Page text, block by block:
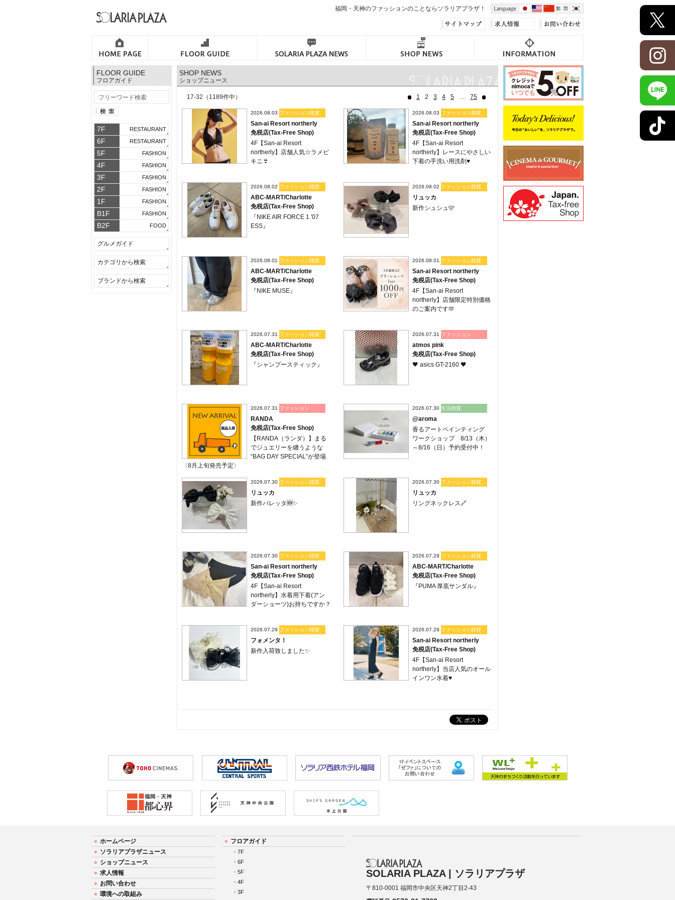
福岡・天神のファッションのことならソラリアプラザ！
FLOOR GUIDE
フロアガイド
7F RESTAURANT
6F RESTAURANT
5F FASHION
4F FASHION
3F FASHION
2F FASHION
1F FASHION
B1F FASHION
B2F FOOD
グルメガイド
カテゴリから検索
ブランドから検索
SHOP NEWS
ショップニュース
1 2 3 4 5 … 75
17-32（1189件中）
2026.08.03 ファッション雑貨
San-ai Resort northerly
免税店(Tax-Free Shop)
4F【San-ai Resort
northerly】店舗人気‪☆ラメビ
キニ👙
2026.08.03 ファッション雑貨
San-ai Resort northerly
免税店(Tax-Free Shop)
4F【San-ai Resort
northerly】レースにやさしい
下着の手洗い用洗剤♥
2026.08.02 ファッション雑貨
ABC-MART/Charlotte
免税店(Tax-Free Shop)
『NIKE AIR FORCE 1 '07
ESS』
2026.08.02 ファッション雑貨
リュッカ
新作シュシュ🩷
2026.08.01 ファッション雑貨
ABC-MART/Charlotte
免税店(Tax-Free Shop)
『NIKE MUSE』
2026.08.01 ファッション雑貨
San-ai Resort northerly
免税店(Tax-Free Shop)
4F【San-ai Resort
northerly】店舗限定特別価格
のご案内です🫶
2026.07.31 ファッション雑貨
ABC-MART/Charlotte
免税店(Tax-Free Shop)
『シャンプースティック』
2026.07.31 ファッション
atmos pink
免税店(Tax-Free Shop)
🖤 asics GT-2160 🖤
2026.07.31 ファッション
RANDA
免税店(Tax-Free Shop)
【RANDA（ランダ）】まる
でジュエリーを纏うような
“BAG DAY SPECIAL”が登場
〈8月上旬発売予定〉
2026.07.30 生活雑貨
@aroma
香るアートペインティング
ワークショップ 8/13（木）
～8/16（日）予約受付中！
2026.07.30 ファッション雑貨
リュッカ
新作バレッタ🆕✨
2026.07.30 ファッション雑貨
リュッカ
リングネックレス🔗
2026.07.30 ファッション雑貨
San-ai Resort northerly
免税店(Tax-Free Shop)
4F【San-ai Resort
northerly】水着用下着(アン
ダーショーツ)お持ちですか？
2026.07.29 ファッション雑貨
ABC-MART/Charlotte
免税店(Tax-Free Shop)
『PUMA 厚底サンダル』
2026.07.29 ファッション雑貨
フォメンタ！
新作入荷致しました✨
2026.07.29 ファッション雑貨
San-ai Resort northerly
免税店(Tax-Free Shop)
4F【San-ai Resort
northerly】当店人気のオール
インワン水着♥
ホームページ
ソラリアプラザニュース
ショップニュース
求人情報
お問い合わせ
環境への取組み
フロアガイド
・ 7F
・ 6F
・ 5F
・ 4F
・ 3F
SOLARIA PLAZA | ソラリアプラザ
〒810-0001 福岡市中央区天神2丁目2-43